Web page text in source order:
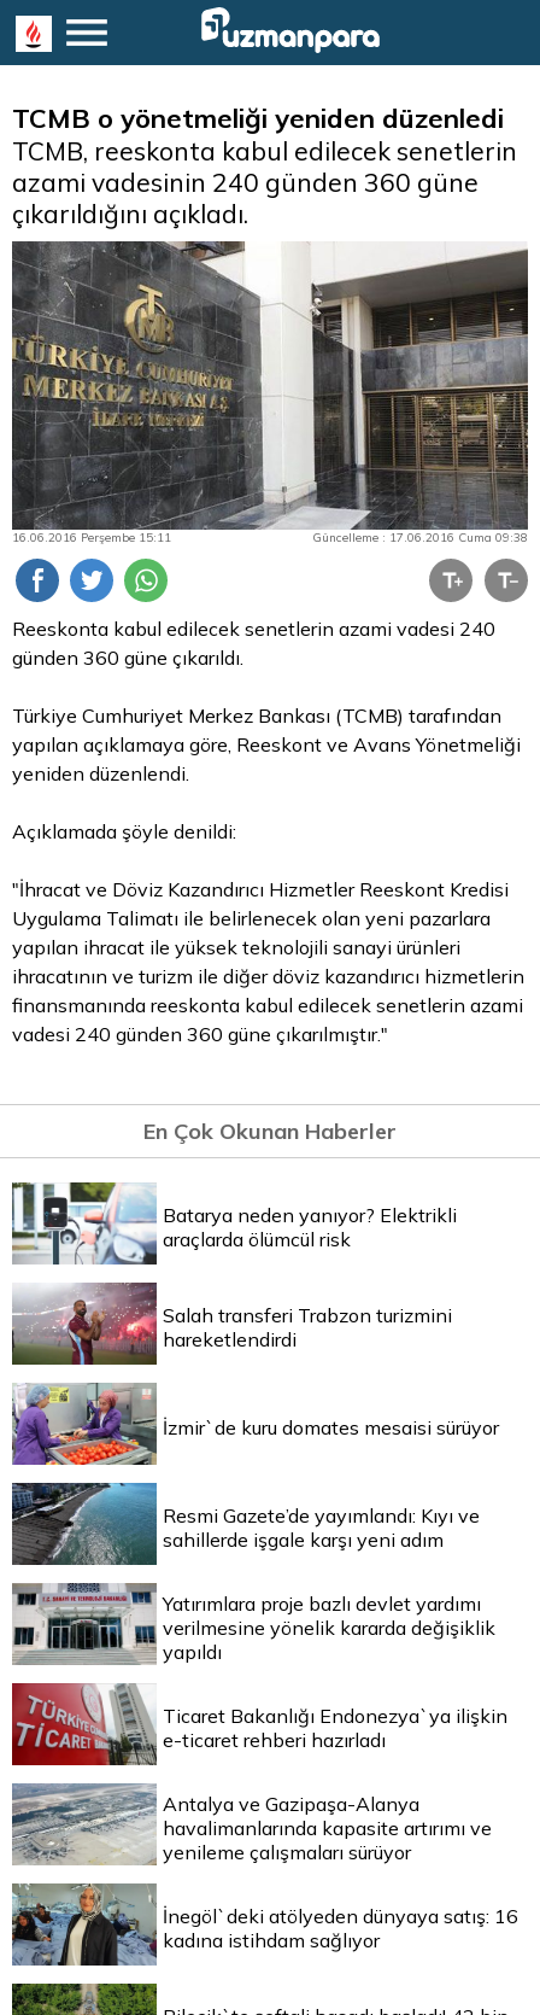
TCMB o yönetmeliği yeniden düzenledi
TCMB, reeskonta kabul edilecek senetlerin
azami vadesinin 240 günden 360 güne
çıkarıldığını açıkladı.
16.06.2016 Perşembe 15:11 Güncelleme : 17.06.2016 Cuma 09:38
Reeskonta kabul edilecek senetlerin azami vadesi 240
günden 360 güne çıkarıldı.
Türkiye Cumhuriyet Merkez Bankası (TCMB) tarafından
yapılan açıklamaya göre, Reeskont ve Avans Yönetmeliği
yeniden düzenlendi.
Açıklamada şöyle denildi:
"İhracat ve Döviz Kazandırıcı Hizmetler Reeskont Kredisi
Uygulama Talimatı ile belirlenecek olan yeni pazarlara
yapılan ihracat ile yüksek teknolojili sanayi ürünleri
ihracatının ve turizm ile diğer döviz kazandırıcı hizmetlerin
finansmanında reeskonta kabul edilecek senetlerin azami
vadesi 240 günden 360 güne çıkarılmıştır."
En Çok Okunan Haberler
Batarya neden yanıyor? Elektrikli
araçlarda ölümcül risk
Salah transferi Trabzon turizmini
hareketlendirdi
İzmir`de kuru domates mesaisi sürüyor
Resmi Gazete’de yayımlandı: Kıyı ve
sahillerde işgale karşı yeni adım
Yatırımlara proje bazlı devlet yardımı
verilmesine yönelik kararda değişiklik
yapıldı
Ticaret Bakanlığı Endonezya`ya ilişkin
e-ticaret rehberi hazırladı
Antalya ve Gazipaşa-Alanya
havalimanlarında kapasite artırımı ve
yenileme çalışmaları sürüyor
İnegöl`deki atölyeden dünyaya satış: 16
kadına istihdam sağlıyor